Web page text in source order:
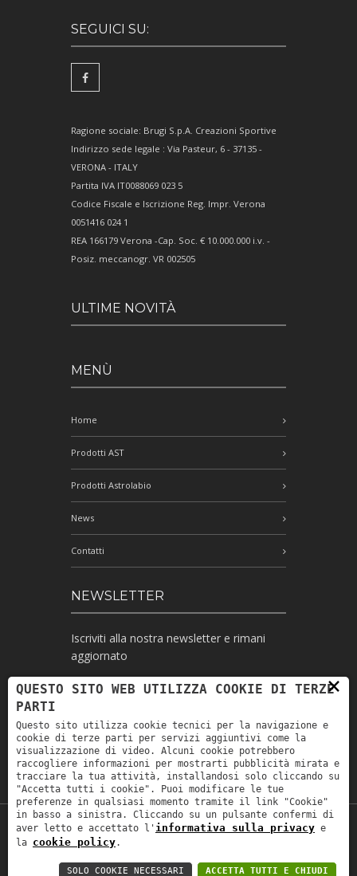
SEGUICI SU:
Ragione sociale: Brugi S.p.A. Creazioni Sportive
Indirizzo sede legale : Via Pasteur, 6 - 37135 -
VERONA - ITALY
Partita IVA IT0088069 023 5
Codice Fiscale e Iscrizione Reg. Impr. Verona
0051416 024 1
REA 166179 Verona -Cap. Soc. € 10.000.000 i.v. -
Posiz. meccanogr. VR 002505
ULTIME NOVITÀ
MENÙ
Home
Prodotti AST
Prodotti Astrolabio
News
Contatti
NEWSLETTER
Iscriviti alla nostra newsletter e rimani
aggiornato
Ho letto l'informativa e autorizzo il
trattamento dei miei dati personali per le
finalità ivi indicate *
Copyright © 2019Astrolabio. P.IVA:
Privacy policy-Privacy policy B2B -Area
×
QUESTO SITO WEB UTILIZZA COOKIE DI TERZE
PARTI
Questo sito utilizza cookie tecnici per la navigazione e
cookie di terze parti per servizi aggiuntivi come la
visualizzazione di video. Alcuni cookie potrebbero
raccogliere informazioni per mostrarti pubblicità mirata e
tracciare la tua attività, installandosi solo cliccando su
"Accetta tutti i cookie". Puoi modificare le tue
preferenze in qualsiasi momento tramite il link "Cookie"
in basso a sinistra. Cliccando su un pulsante confermi di
aver letto e accettato l' informativa sulla privacy e
la cookie policy.
ACCETTA TUTTI E CHIUDI
SOLO COOKIE NECESSARI